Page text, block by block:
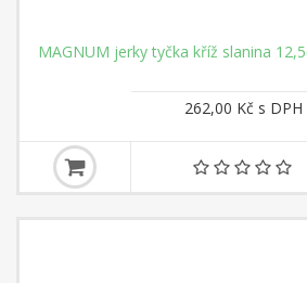
MAGNUM jerky tyčka kříž slanina
262,00 Kč s DPH